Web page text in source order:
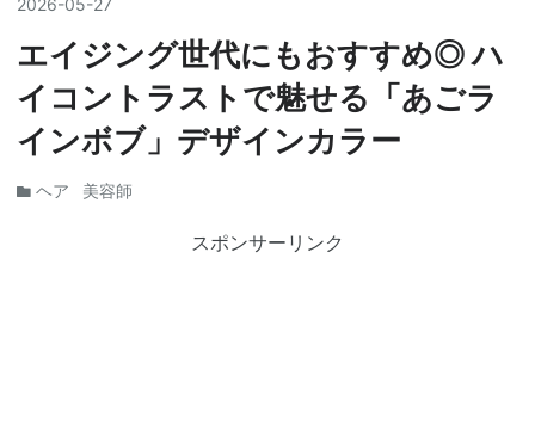
エイジング世代にもおすすめ◎ ハ
イコントラストで魅せる「あごラ
インボブ」デザインカラー
ヘア 美容師
スポンサーリンク